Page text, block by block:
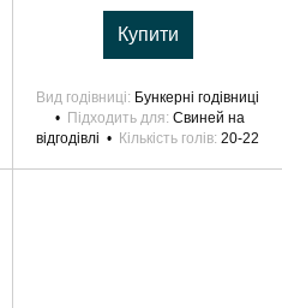
Купити
Вид годівниці Бункерні годівниці
Підходить для Свиней на
відгодівлі
Кількість голів 20-22